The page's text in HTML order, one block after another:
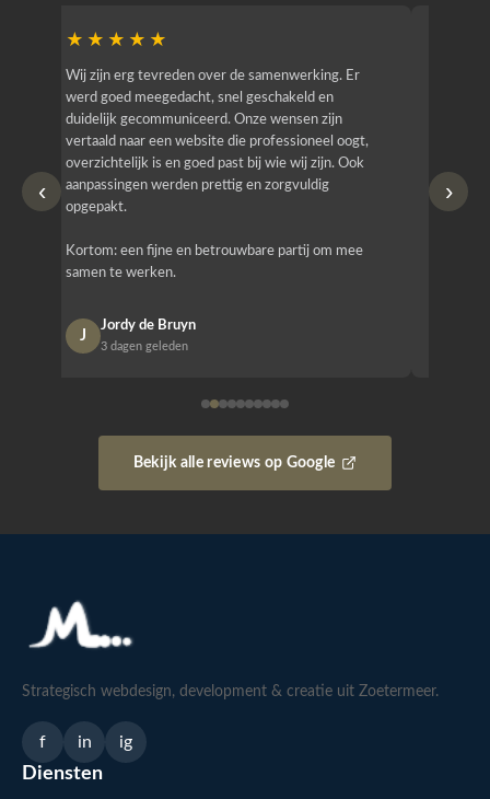
‹
★★★★★
Wij zijn erg tevreden over de samenwerking. Er
werd goed meegedacht, snel geschakeld en
duidelijk gecommuniceerd. Onze wensen zijn
vertaald naar een website die professioneel oogt,
overzichtelijk is en goed past bij wie wij zijn. Ook
aanpassingen werden prettig en zorgvuldig
opgepakt.
Kortom: een fijne en betrouwbare partij om mee
samen te werken.
J
Jordy de Bruyn
3 dagen geleden
›
Bekijk alle reviews op Google
Strategisch webdesign, development & creatie uit Zoetermeer.
f in ig
Diensten